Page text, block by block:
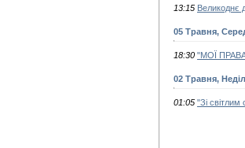
13:15 Великоднє
05 Травня,
18:30 "МОЇ
02 Травня,
01:05 "Зі світлим